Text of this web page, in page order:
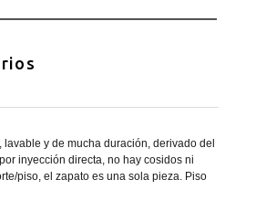
y de mucha duración, derivado del
inyección directa, no hay cosidos ni
piso, el zapato es una sola pieza. Piso